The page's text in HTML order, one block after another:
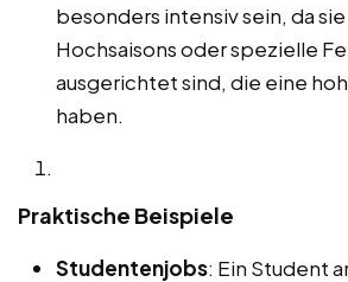
besonders intensiv sein, da
Hochsaisons oder spezielle
ausgerichtet sind, die eine
haben.
Praktische Beispiele
Studentenjobs: Ein Student